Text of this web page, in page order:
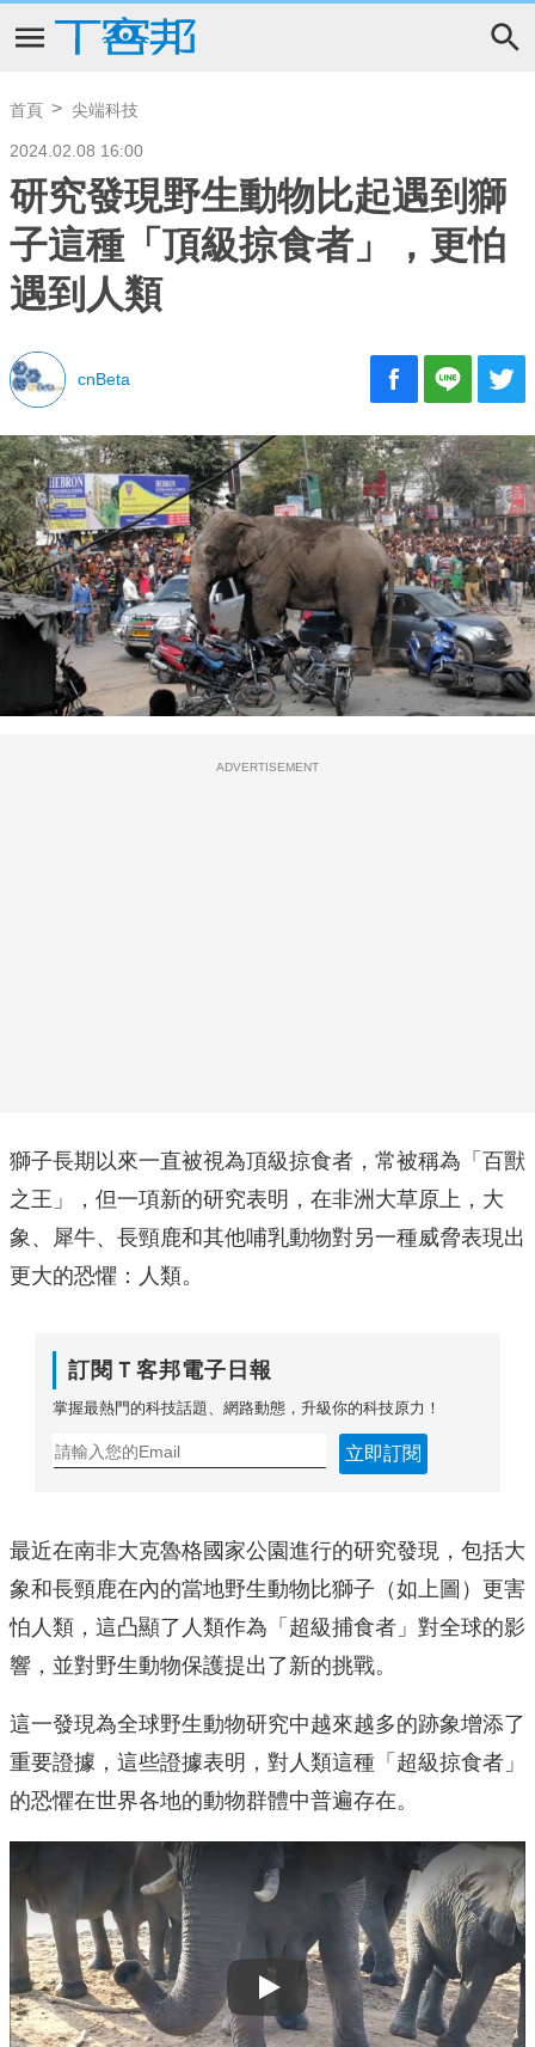
首頁 尖端科技
2024.02.08 16:00
研究發現野生動物比起遇到獅
子這種「頂級掠食者」，更怕
遇到人類
cnBeta
ADVERTISEMENT
獅子長期以來一直被視為頂級掠食者，常被稱為「百獸
之王」，但一項新的研究表明，在非洲大草原上，大
象、犀牛、長頸鹿和其他哺乳動物對另一種威脅表現出
更大的恐懼：人類。
訂閱Ｔ客邦電子日報
掌握最熱門的科技話題、網路動態，升級你的科技原力！
立即訂閱
最近在南非大克魯格國家公園進行的研究發現，包括大
象和長頸鹿在內的當地野生動物比獅子（如上圖）更害
怕人類，這凸顯了人類作為「超級捕食者」對全球的影
響，並對野生動物保護提出了新的挑戰。
這一發現為全球野生動物研究中越來越多的跡象增添了
重要證據，這些證據表明，對人類這種「超級掠食者」
的恐懼在世界各地的動物群體中普遍存在。
Play